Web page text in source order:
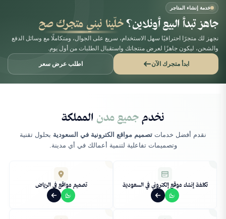
خدمة إنشاء المتاجر
جاهز تبدأ البيع أونلاين؟خلّينا نبني متجرك صح
نجهز لك متجرًا احترافيًا سهل الاستخدام، سريع على الجوال، ومتكاملًا مع وسائل الدفع
والشحن، ليكون جاهزًا لعرض منتجاتك واستقبال الطلبات من أول يوم.
ابدأ متجرك الآن اطلب عرض سعر
نخدمجميع مدن المملكة
نقدم أفضل خدمات تصميم مواقع الكترونية في السعودية بحلول تقنية
وتصميمات تفاعلية لتنمية أعمالك في أي مدينة.
تكلفة إنشاء موقع إلكتروني في السعودية تصميم مواقع في الرياض